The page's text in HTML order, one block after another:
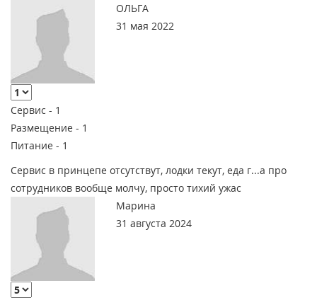
ОЛЬГА
31 мая 2022
Сервис - 1
Размещение - 1
Питание - 1
Сервис в принцепе отсутствут, лодки текут, еда г...а про
сотрудников вообще молчу, просто тихий ужас
Марина
31 августа 2024